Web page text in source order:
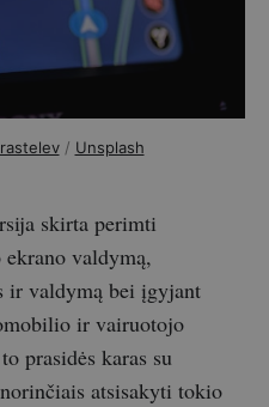
/ Unsplash
skirta perimti
valdymą,
ir valdymą bei įgyjant
ir vairuotojo
prasidės karas su
atsisakyti tokio